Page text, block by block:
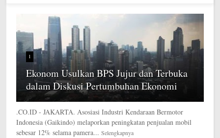
1
Ekonom Usulkan BPS Jujur dan Terbuka
dalam Diskusi Pertumbuhan Ekonomi
.CO.ID - JAKARTA. Asosiasi Industri Kendaraan Bermotor
Indonesia (Gaikindo) melaporkan peningkatan penjualan mobil
sebesar 12% selama pamera... Selengkapnya